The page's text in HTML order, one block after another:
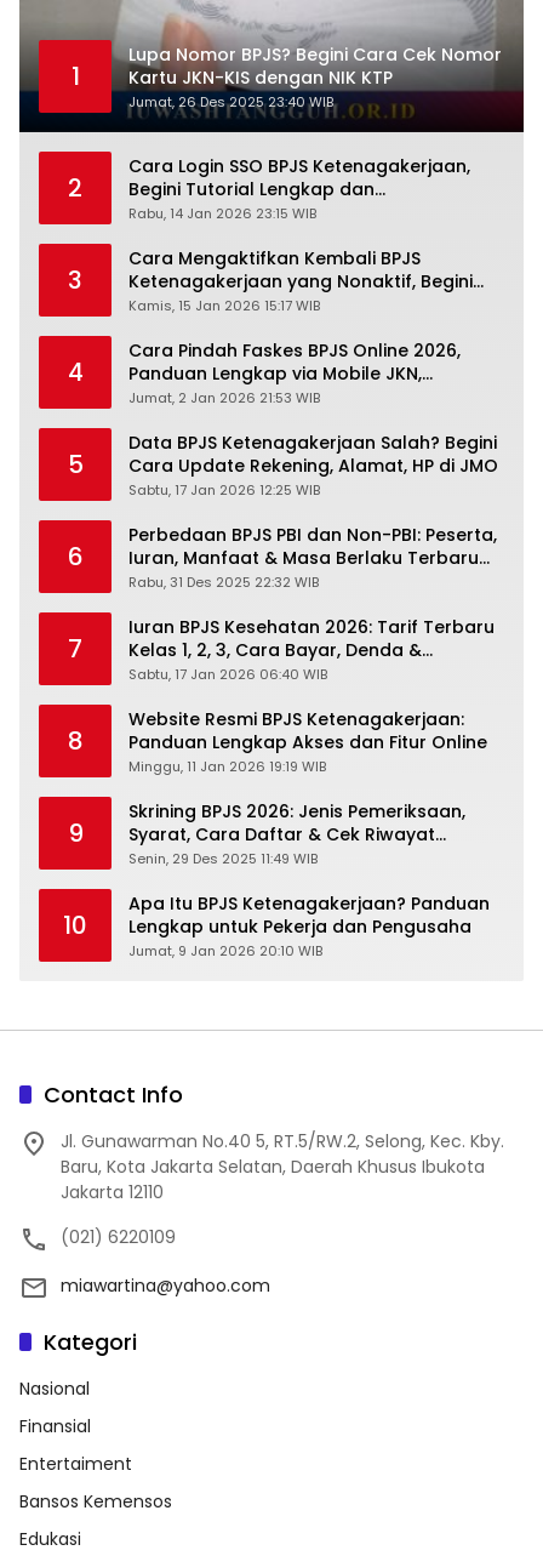
1
Lupa Nomor BPJS? Begini Cara Cek Nomor
Kartu JKN-KIS dengan NIK KTP
Jumat, 26 Des 2025 23:40 WIB
2
Cara Login SSO BPJS Ketenagakerjaan,
Begini Tutorial Lengkap dan
Pengertiannya
Rabu, 14 Jan 2026 23:15 WIB
3
Cara Mengaktifkan Kembali BPJS
Ketenagakerjaan yang Nonaktif, Begini
Panduan Lengkapnya
Kamis, 15 Jan 2026 15:17 WIB
4
Cara Pindah Faskes BPJS Online 2026,
Panduan Lengkap via Mobile JKN,
PANDAWA & Offiline Kantor Cabang
Jumat, 2 Jan 2026 21:53 WIB
5
Data BPJS Ketenagakerjaan Salah? Begini
Cara Update Rekening, Alamat, HP di JMO
Sabtu, 17 Jan 2026 12:25 WIB
6
Perbedaan BPJS PBI dan Non-PBI: Peserta,
Iuran, Manfaat & Masa Berlaku Terbaru
2026
Rabu, 31 Des 2025 22:32 WIB
7
Iuran BPJS Kesehatan 2026: Tarif Terbaru
Kelas 1, 2, 3, Cara Bayar, Denda &
Panduan Lengkap Peserta JKN-KIS
Sabtu, 17 Jan 2026 06:40 WIB
8
Website Resmi BPJS Ketenagakerjaan:
Panduan Lengkap Akses dan Fitur Online
Minggu, 11 Jan 2026 19:19 WIB
9
Skrining BPJS 2026: Jenis Pemeriksaan,
Syarat, Cara Daftar & Cek Riwayat
Kesehatan Gratis
Senin, 29 Des 2025 11:49 WIB
10
Apa Itu BPJS Ketenagakerjaan? Panduan
Lengkap untuk Pekerja dan Pengusaha
Jumat, 9 Jan 2026 20:10 WIB
Contact Info
Jl. Gunawarman No.40 5, RT.5/RW.2, Selong, Kec. Kby.
Baru, Kota Jakarta Selatan, Daerah Khusus Ibukota
Jakarta 12110
(021) 6220109
miawartina@yahoo.com
Kategori
Nasional
Finansial
Entertaiment
Bansos Kemensos
Edukasi